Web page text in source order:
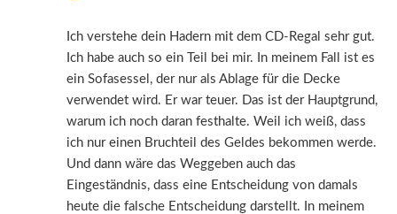
Ich verstehe dein Hadern mit dem CD-Regal sehr gut.
Ich habe auch so ein Teil bei mir. In meinem Fall ist es
ein Sofasessel, der nur als Ablage für die Decke
verwendet wird. Er war teuer. Das ist der Hauptgrund,
warum ich noch daran festhalte. Weil ich weiß, dass
ich nur einen Bruchteil des Geldes bekommen werde.
Und dann wäre das Weggeben auch das
Eingeständnis, dass eine Entscheidung von damals
heute die falsche Entscheidung darstellt. In meinem